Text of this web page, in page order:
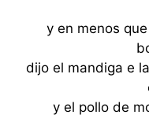
y en menos
dijo el mandiga e
y el pollo de